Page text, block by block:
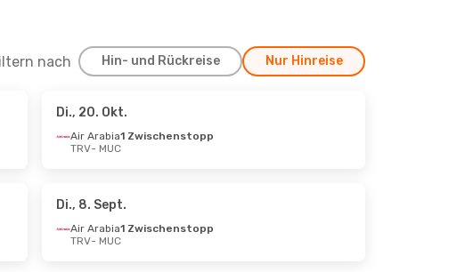
nach Hin- und Rückreise Nur Hinreise
Di., 20. Okt.
Air Arabia1 Zwischenstopp
TRV- MUC
Di., 8. Sept.
Air Arabia1 Zwischenstopp
TRV- MUC